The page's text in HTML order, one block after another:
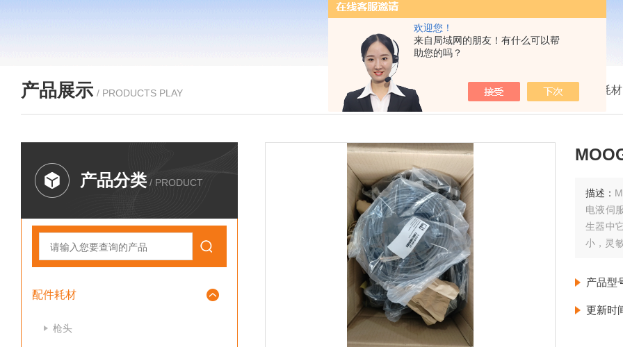
欢迎您！
来自局域网的朋友！有什么可以帮
助您的吗？
产品展示 / PRODUCTS PLAY 首页> 产品展示> 配件耗材
产品分类 / PRODUCT
配件耗材
枪头
描述：
电液伺
生器中
小，灵
产品型
更新时